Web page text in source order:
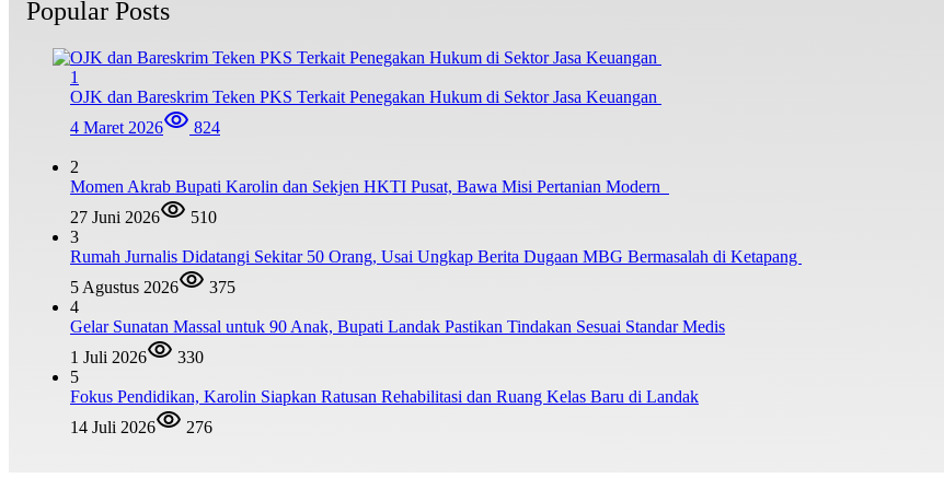
Popular Posts
1
OJK dan Bareskrim Teken PKS Terkait Penegakan Hukum di Sektor Jasa Keuangan
4 Maret 2026
824
2
Momen Akrab Bupati Karolin dan Sekjen HKTI Pusat, Bawa Misi Pertanian Modern
27 Juni 2026
510
3
Rumah Jurnalis Didatangi Sekitar 50 Orang, Usai Ungkap Berita Dugaan MBG Bermasalah di Ketapang
5 Agustus 2026
375
4
Gelar Sunatan Massal untuk 90 Anak, Bupati Landak Pastikan Tindakan Sesuai Standar Medis
1 Juli 2026
330
5
Fokus Pendidikan, Karolin Siapkan Ratusan Rehabilitasi dan Ruang Kelas Baru di Landak
14 Juli 2026
276